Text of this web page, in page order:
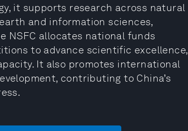
it supports research across natural
and information sciences,
NSFC allocates national funds
to advance scientific excellence,
It also promotes international
contributing to China’s